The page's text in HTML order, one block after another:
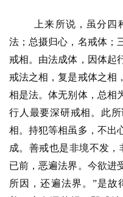
心
乐
菩
提
专
题
公
益
上来所说，虽分
法；总摄归心，名戒体；
戒相。由法成体，因体起
戒法之相，复是戒体之相
相是法。体无别体，总相
行人最要深研戒相。此
相。持犯等相虽多，不出
成。善戒也是非境不发
已前，恶遍法界。今欲进
所因，还遍法界。 ”是故